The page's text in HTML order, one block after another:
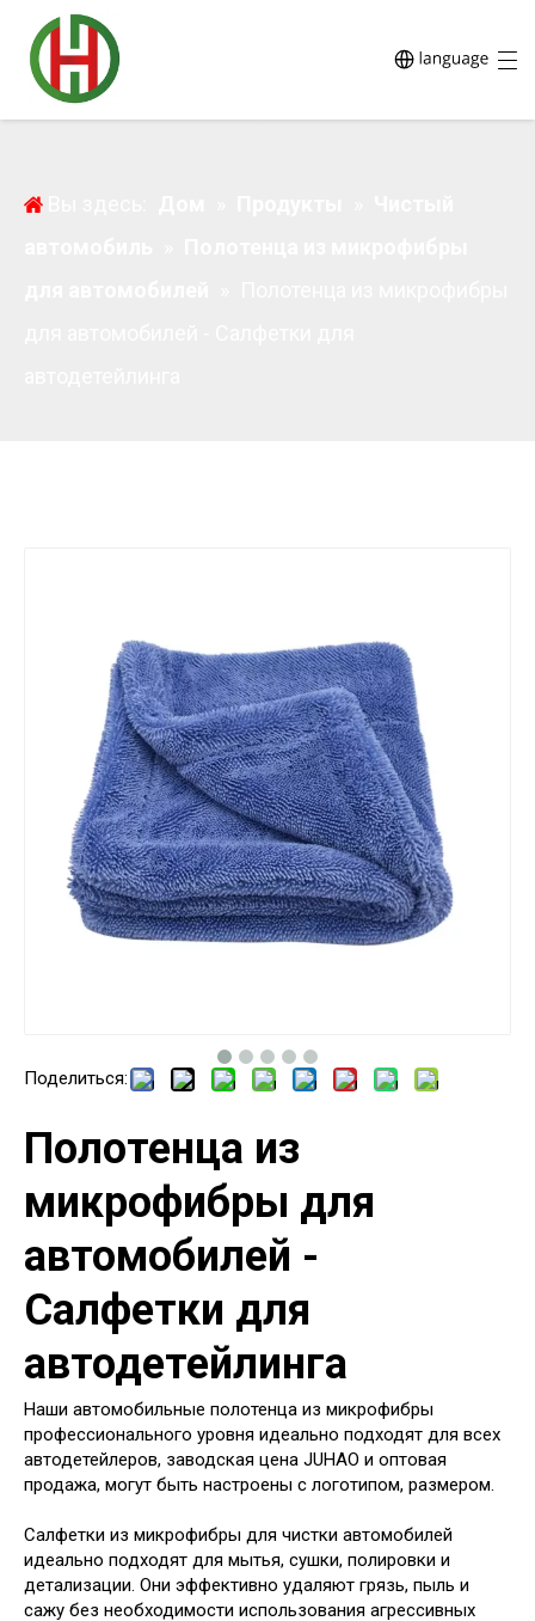
Полотенца из микрофибры для автомобилей -
Поделиться:
Полотенца из
микрофибры для
автомобилей -
Салфетки для
автодетейлинга
Наши автомобильные полотенца из микрофибры
профессионального уровня идеально подходят для всех
автодетейлеров, заводская цена JUHAO и оптовая
продажа, могут быть настроены с логотипом, размером.
Салфетки из микрофибры для чистки автомобилей
идеально подходят для мытья, сушки, полировки и
детализации. Они эффективно удаляют грязь, пыль и
сажу без необходимости использования агрессивных